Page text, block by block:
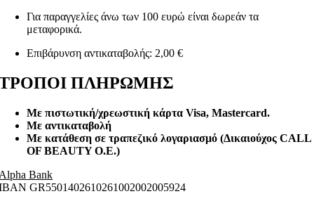
Για παραγγελίες άνω των 100 ευρώ είναι δωρεάν τα
μεταφορικά.
Επιβάρυνση αντικαταβολής: 2,00 €
ΠΛΗΡΩΜΗΣ
Με πιστωτική/χρεωστική κάρτα Visa, Mastercard.
Με αντικαταβολή
Με κατάθεση σε τραπεζικό λογαριασμό (Δικαιούχος CALL
OF BEAUTY O.E.)
Bank
GR5501402610261002002005924